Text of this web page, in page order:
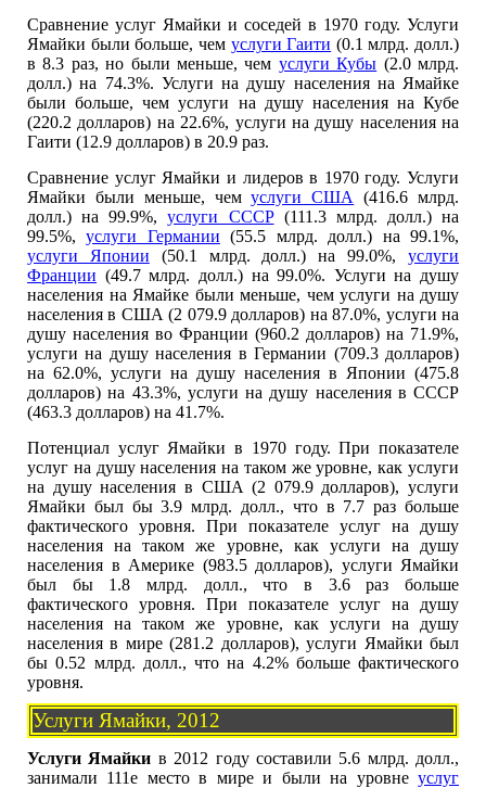
Сравнение услуг Ямайки и соседей в 1970 году. Услуги
Ямайки были больше, чем услуги Гаити (0.1 млрд. долл.)
в 8.3 раз, но были меньше, чем услуги Кубы (2.0 млрд.
долл.) на 74.3%. Услуги на душу населения на Ямайке
были больше, чем услуги на душу населения на Кубе
(220.2 долларов) на 22.6%, услуги на душу населения на
Гаити (12.9 долларов) в 20.9 раз.
Сравнение услуг Ямайки и лидеров в 1970 году. Услуги
Ямайки были меньше, чемуслуги США
(416.6 млрд.
долл.) на 99.9%,услуги СССР(111.3 млрд. долл.) на
99.5%,услуги Германии (55.5 млрд. долл.) на 99.1%,
услуги Японии (50.1 млрд. долл.) на 99.0%,услуги
Франции (49.7 млрд. долл.) на 99.0%. Услуги на душу
населения на Ямайке были меньше, чем услуги на душу
населения в США (2 079.9 долларов) на 87.0%, услуги на
душу населения во Франции (960.2 долларов) на 71.9%,
услуги на душу населения в Германии (709.3 долларов)
на 62.0%, услуги на душу населения в Японии (475.8
долларов) на 43.3%, услуги на душу населения в СССР
(463.3 долларов) на 41.7%.
Потенциал услуг Ямайки в 1970 году. При показателе
услуг на душу населения на таком же уровне, как услуги
на душу населения в США (2 079.9 долларов), услуги
Ямайки был бы 3.9 млрд. долл., что в 7.7 раз больше
фактического уровня. При показателе услуг на душу
населения на таком же уровне, как услуги на душу
населения в Америке (983.5 долларов), услуги Ямайки
был бы 1.8 млрд. долл., что в 3.6 раз больше
фактического уровня. При показателе услуг на душу
населения на таком же уровне, как услуги на душу
населения в мире (281.2 долларов), услуги Ямайки был
бы 0.52 млрд. долл., что на 4.2% больше фактического
уровня.
Услуги Ямайки, 2012
Услуги Ямайки в 2012 году составили 5.6 млрд. долл.,
занимали 111е место в мире и были на уровне услуг